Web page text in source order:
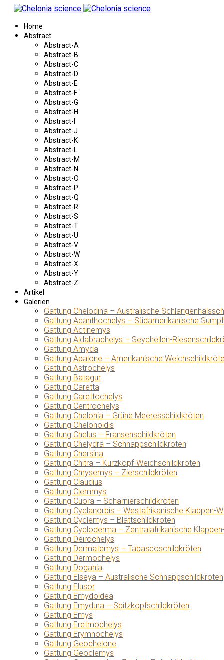
Home
Abstract
Abstract-A
Abstract-B
Abstract-C
Abstract-D
Abstract-E
Abstract-F
Abstract-G
Abstract-H
Abstract-I
Abstract-J
Abstract-K
Abstract-L
Abstract-M
Abstract-N
Abstract-O
Abstract-P
Abstract-Q
Abstract-R
Abstract-S
Abstract-T
Abstract-U
Abstract-V
Abstract-W
Abstract-X
Abstract-Y
Abstract-Z
Artikel
Galerien
Gattung Chelodina – Australische
Gattung Acanthochelys – Südamerikanische
Gattung Actinemys
Gattung Aldabrachelys – Seychellen-
Gattung Amyda
Gattung Apalone – Amerikanische
Gattung Astrochelys
Gattung Batagur
Gattung Caretta
Gattung Carettochelys
Gattung Centrochelys
Gattung Chelonia – Grüne Meeresschildkröten
Gattung Chelonoidis
Gattung Chelus – Fransenschildkröten
Gattung Chelydra – Schnappschildkröten
Gattung Chersina
Gattung Chitra – Kurzkopf-Weichschildkröten
Gattung Chrysemys – Zierschildkröten
Gattung Claudius
Gattung Clemmys
Gattung Cuora – Scharnierschildkröten
Gattung Cyclanorbis – Westafrikanische Klappen-
Gattung Cyclemys – Blattschildkröten
Gattung Cycloderma – Zentralafrikanische
Gattung Deirochelys
Gattung Dermatemys – Tabascoschildkröten
Gattung Dermochelys
Gattung Dogania
Gattung Elseya – Australische Schnappschildkröten
Gattung Elusor
Gattung Emydoidea
Gattung Emydura – Spitzkopfschildkröten
Gattung Emys
Gattung Eretmochelys
Gattung Erymnochelys
Gattung Geochelone
Gattung Geoclemys